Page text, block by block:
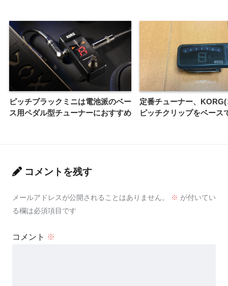
ピッチブラックミニは電池派のベー
ス用ペダル型チューナーにおすすめ
定番チューナー、
ピッチクリップをベース
コメントを残す
メールアドレスが公開されることはありません。 ※ が付いてい
る欄は必須項目です
コメント ※